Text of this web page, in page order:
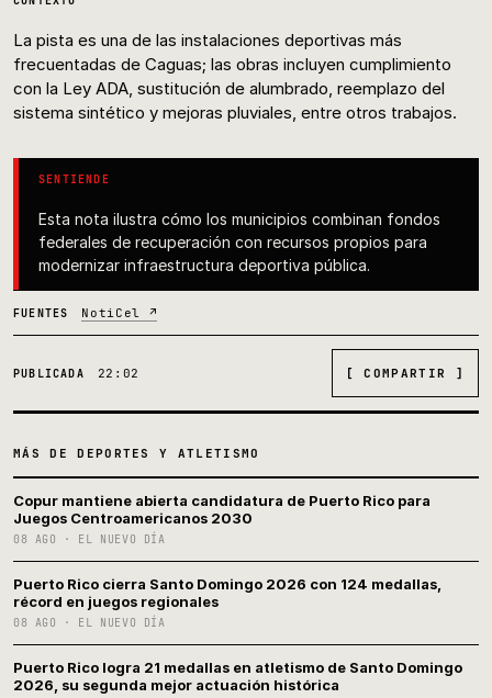
La pista es una de las instalaciones deportivas más
frecuentadas de Caguas; las obras incluyen cumplimiento
con la Ley ADA, sustitución de alumbrado, reemplazo del
sistema sintético y mejoras pluviales, entre otros trabajos.
SENTIENDE
Esta nota ilustra cómo los municipios combinan fondos
federales de recuperación con recursos propios para
modernizar infraestructura deportiva pública.
FUENTES NotiCel ↗
PUBLICADA 22:02 [ COMPARTIR ]
MÁS DE DEPORTES Y ATLETISMO
Copur mantiene abierta candidatura de Puerto Rico para
Juegos Centroamericanos 2030
08 AGO · EL NUEVO DÍA
Puerto Rico cierra Santo Domingo 2026 con 124 medallas,
récord en juegos regionales
08 AGO · EL NUEVO DÍA
Puerto Rico logra 21 medallas en atletismo de Santo Domingo
2026, su segunda mejor actuación histórica